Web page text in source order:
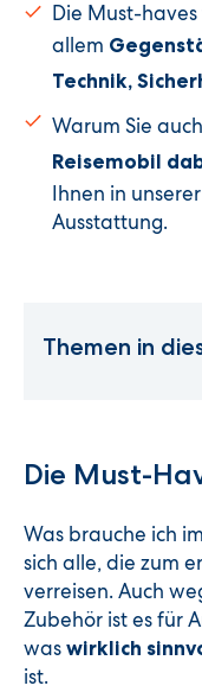
Die Must-
allem
Technik,
Warum Sie auch
Reisemobil
Ihnen in
Ausstattung.
Themen in
Die Must-
Was brauche ich
sich alle, die zum
verreisen. Auch
Zubehör ist es für
was wirklich
ist.